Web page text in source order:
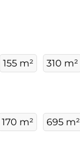
155 m² 310 m²
170 m² 695 m²